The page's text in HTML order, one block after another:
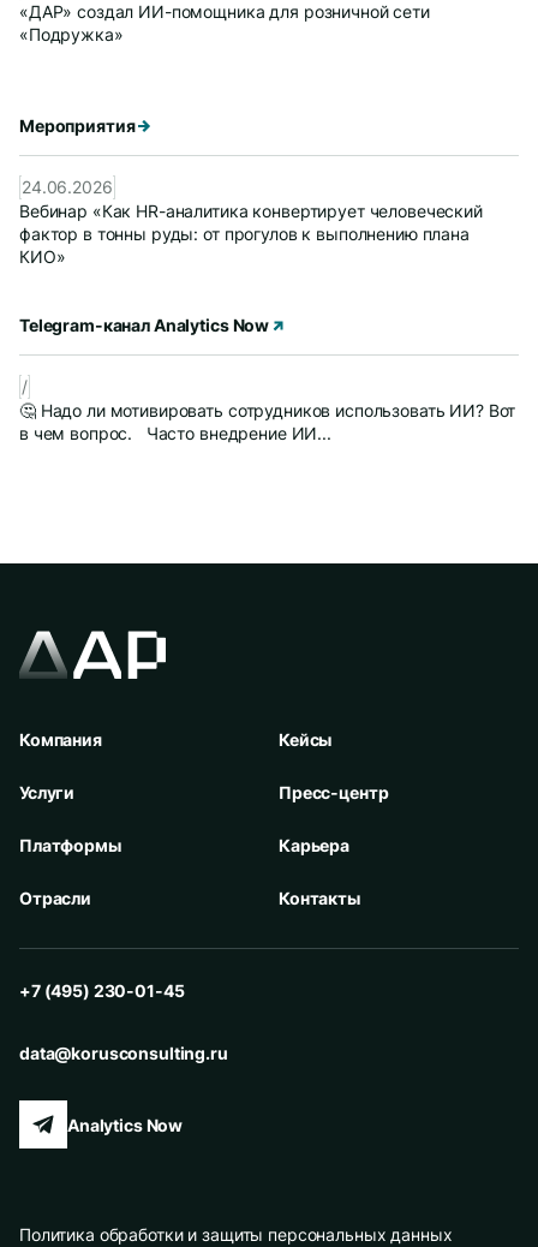
«ДАР» создал ИИ-помощника для розничной сети
«Подружка»
Мероприятия
24.06.2026
Вебинар «Как HR-аналитика конвертирует человеческий
фактор в тонны руды: от прогулов к выполнению плана
КИО»
Telegram-канал Analytics Now
/
🤔 Надо ли мотивировать сотрудников использовать ИИ? Вот
в чем вопрос. Часто внедрение ИИ...
Компания
Услуги
Платформы
Отрасли
Кейсы
Пресс-центр
Карьера
Контакты
+7 (495) 230-01-45
data@korusconsulting.ru
Analytics Now
Политика обработки и защиты персональных данных